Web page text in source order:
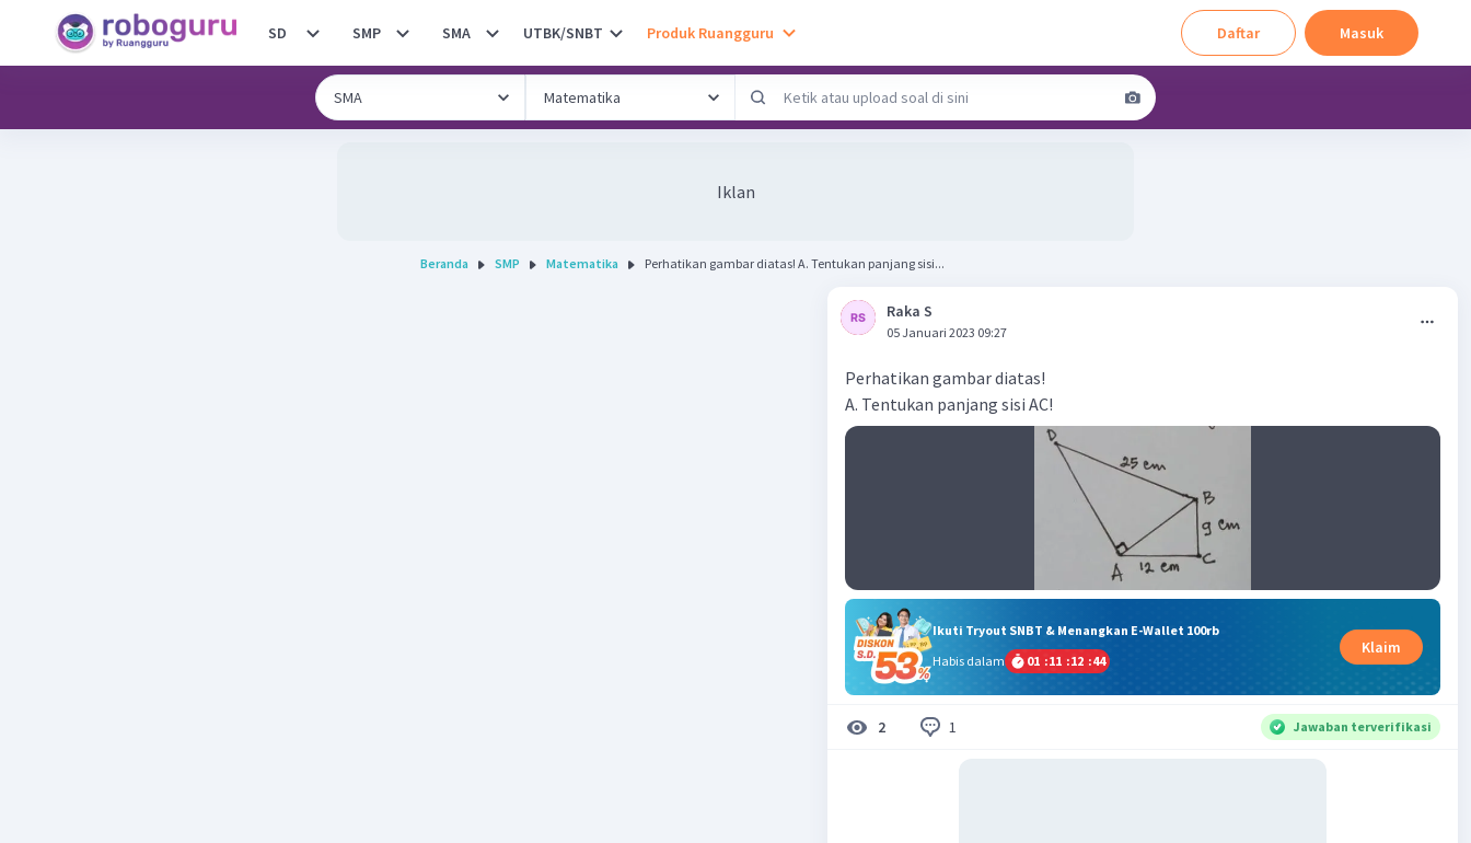
SD SMP SMA UTBK/SNBT Produk Ruangguru Daftar Masuk
Iklan
Beranda SMP Matematika Perhatikan gambar diatas! A. Tentukan panjang sisi...
Raka S
05 Januari 2023 09:27
Perhatikan gambar diatas!
A. Tentukan panjang sisi AC!
Ikuti Tryout SNBT & Menangkan E-Wallet 100rb
Habis dalam
01 :11 :12 :43
Klaim
2 1 Jawaban terverifikasi